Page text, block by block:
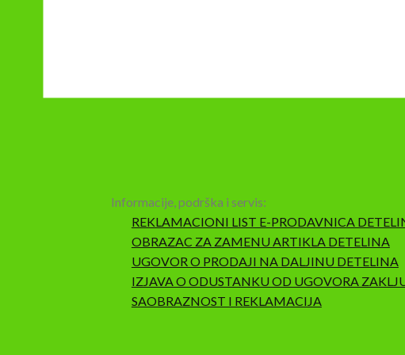
Informacije, podrška i servis:
REKLAMACIONI LIST E-PRODAVNICA
OBRAZAC ZA ZAMENU ARTIKLA DETELINA
UGOVOR O PRODAJI NA DALJINU DETELINA
IZJAVA O ODUSTANKU OD UGOVORA
SAOBRAZNOST I REKLAMACIJA